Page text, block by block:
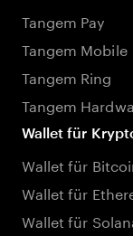
Tangem Pay
Tangem Mobile
Tangem Ring
Tangem
Wallet für
Wallet für
Wallet für
Wallet für